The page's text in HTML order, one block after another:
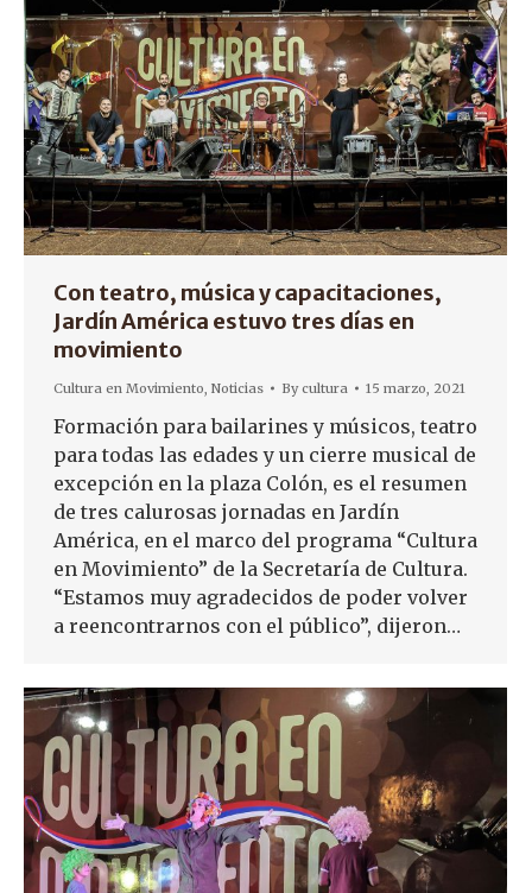
Con teatro, música y capacitaciones,
Jardín América estuvo tres días en
movimiento
Cultura en Movimiento, Noticias Bycultura 15 marzo, 2021
Formación para bailarines y músicos, teatro
para todas las edades y un cierre musical de
excepción en la plaza Colón, es el resumen
de tres calurosas jornadas en Jardín
América, en el marco del programa “Cultura
en Movimiento” de la Secretaría de Cultura.
“Estamos muy agradecidos de poder volver
a reencontrarnos con el público”, dijeron…